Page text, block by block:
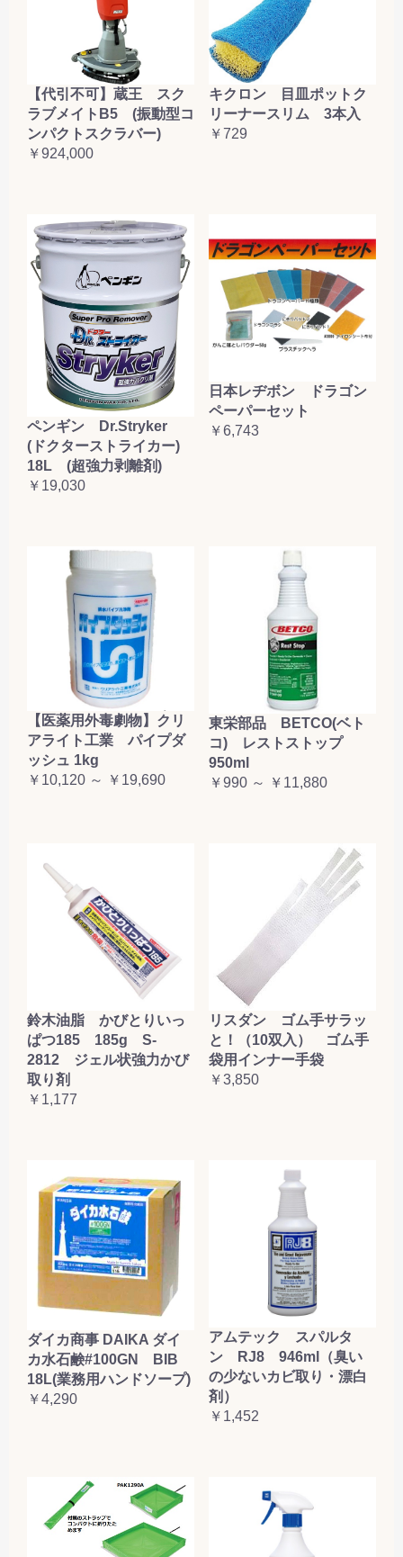
【代引不可】蔵王 スク
ラブメイトB5 (振動型コ
ンパクトスクラバー)
￥924,000
キクロン 目皿ポットク
リーナースリム 3本入
￥729
ペンギン Dr.Stryker
(ドクターストライカー)
18L (超強力剥離剤)
￥19,030
日本レヂボン ドラゴン
ペーパーセット
￥6,743
【医薬用外毒劇物】クリ
アライト工業 パイプダ
ッシュ 1kg
￥10,120 ～ ￥19,690
東栄部品 BETCO(ベト
コ) レストストップ
950ml
￥990 ～ ￥11,880
鈴木油脂 かびとりいっ
ぱつ185 185g S-
2812 ジェル状強力かび
取り剤
￥1,177
リスダン ゴム手サラッ
と！（10双入） ゴム手
袋用インナー手袋
￥3,850
ダイカ商事 DAIKA ダイ
カ水石鹸#100GN BIB
18L(業務用ハンドソープ)
￥4,290
アムテック スパルタ
ン RJ8 946ml（臭い
の少ないカビ取り・漂白
剤）
￥1,452